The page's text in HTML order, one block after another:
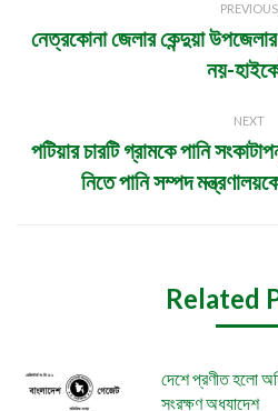
navigation
PREVIOUS
নেত্রকোনা জেলার কেন্দুয়া
নয়-
NEXT
পটিয়ার চারটি গ্রামকে পানি
নিতে পানি সম্পদ
Related
দেশে প্রণীত হলো
সংরক্ষণ অধ্যাদেশ